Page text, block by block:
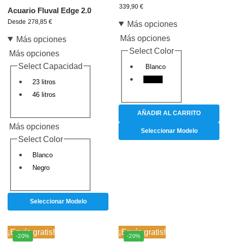
Acuario Fluval Edge 2.0
Desde 278,85 €
Más opciones
Más opciones
Select Capacidad
23 litros
46 litros
Más opciones
Select Color
Blanco
Negro
Seleccionar Modelo
339,90 €
Más opciones
Más opciones
Select Color
Blanco
AÑADIR AL CARRITO
Seleccionar Modelo
-20%
¡Envío gratis! -20%
¡Envío gratis!